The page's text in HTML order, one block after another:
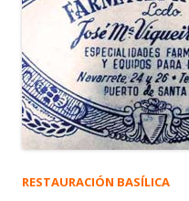
RESTAURACIÓN BASÍLICA